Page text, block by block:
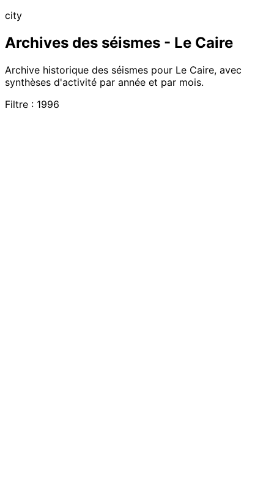
city
Archives des séismes - Le Caire
Archive historique des séismes pour Le Caire, avec
synthèses d'activité par année et par mois.
Filtre : 1996